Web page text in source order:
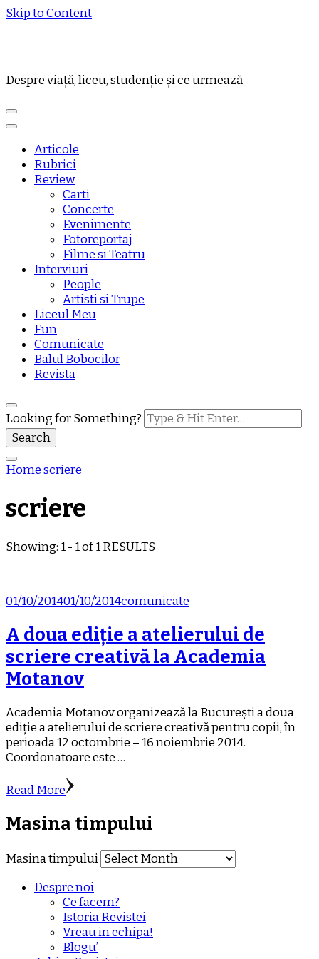
Skip to Content
Despre viață, liceu, studenție și ce urmează
Articole
Rubrici
Review
Carti
Concerte
Evenimente
Fotoreportaj
Filme si Teatru
Interviuri
People
Artisti si Trupe
Liceul Meu
Fun
Comunicate
Balul Bobocilor
Revista
Looking for Something?
Homescriere
scriere
Showing: 1 - 1 of 1 RESULTS
01/10/201401/10/2014comunicate
A doua ediție a atelierului de
scriere creativă la Academia
Motanov
Academia Motanov organizează la București a doua
ediție a atelierului de scriere creativă pentru copii, în
perioada 12 octombrie – 16 noiembrie 2014.
Coordonatoare este …
Read More
Masina timpului
Masina timpului
Despre noi
Ce facem?
Istoria Revistei
Vreau in echipa!
Blogu’